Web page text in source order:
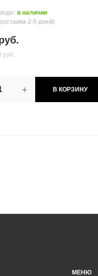
в наличии
2-5 дней)
руб.
+ В КОРЗИНУ
МЕНЮ